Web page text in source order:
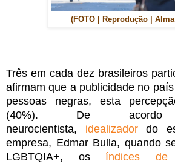
(FOTO | Reprodução |
Três em cada dez brasileiros
afirmam que a publicidade no
pessoas negras, esta
(40%). De
neurocientista, idealizadordo
empresa, Edmar Bulla, quando
LGBTQIA+, os índices de